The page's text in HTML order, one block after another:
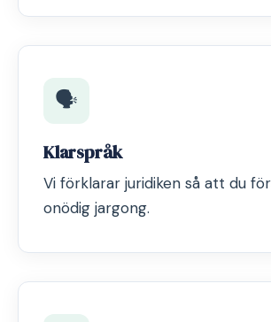
🗣️
Klarspråk
Vi förklarar juridiken så att du
onödig jargong.